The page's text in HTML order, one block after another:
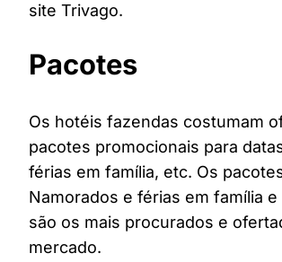
site Trivago.
Pacotes
Os hotéis fazendas costumam
pacotes promocionais para
férias em família, etc. Os
Namorados e férias em família e
são os mais procurados e
mercado.